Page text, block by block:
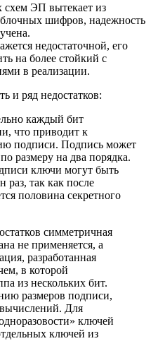
схем ЭП вытекает из
шифров, надежность
недостаточной, его
на более стойкий с
в реализации.
и ряд недостатков:
каждый бит
что приводит к
подписи. Подпись может
размеру на два порядка.
ключи могут быть
раз, так как после
половина секретного
симметричная
не применяется, а
разработанная
в которой
из нескольких бит.
размеров подписи,
Для
ключей
ключей из